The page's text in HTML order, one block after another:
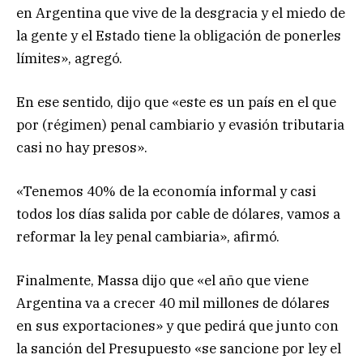
en Argentina que vive de la desgracia y el miedo de
la gente y el Estado tiene la obligación de ponerles
límites», agregó.
En ese sentido, dijo que «este es un país en el que
por (régimen) penal cambiario y evasión tributaria
casi no hay presos».
«Tenemos 40% de la economía informal y casi
todos los días salida por cable de dólares, vamos a
reformar la ley penal cambiaria», afirmó.
Finalmente, Massa dijo que «el año que viene
Argentina va a crecer 40 mil millones de dólares
en sus exportaciones» y que pedirá que junto con
la sanción del Presupuesto «se sancione por ley el